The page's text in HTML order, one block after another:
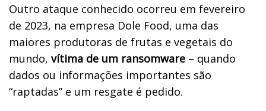
Outro ataque conhecido ocorreu em fevereiro
de 2023, na empresa Dole Food, uma das
maiores produtoras de frutas e vegetais do
mundo, vítima de um ransomware – quando
dados ou informações importantes são
“raptadas” e um resgate é pedido.